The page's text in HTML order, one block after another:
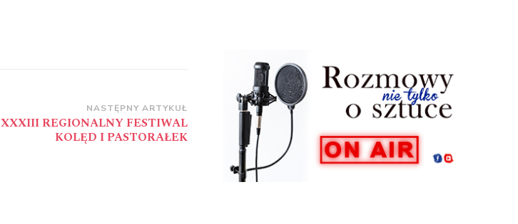
NASTĘPNY ARTYKUŁ
XXXIII REGIONALNY FESTIWAL
KOLĘD I PASTORAŁEK